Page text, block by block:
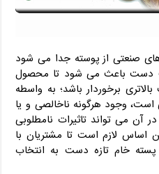
صنعتی از پوسته جدا می شود
دست باعث می شود تا محصول
برخوردار باشد؛ به واسطه
وجود هرگونه ناخالصی و یا
آن می تواند تاثیرات نامطلوبی
اساس لازم است تا مشتریان با
خام تازه دست به انتخاب